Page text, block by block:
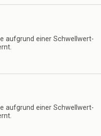
aufgrund einer Schwellwert-
aufgrund einer Schwellwert-